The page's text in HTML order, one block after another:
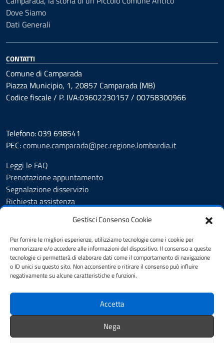
Gestisci Consenso Cookie
Per fornire le migliori esperienze, utilizziamo tecnologie come i cookie per
memorizzare e/o accedere alle informazioni del dispositivo. Il consenso a queste
tecnologie ci permetterà di elaborare dati come il comportamento di navigazione
o ID unici su questo sito. Non acconsentire o ritirare il consenso può influire
negativamente su alcune caratteristiche e funzioni.
Accetta
Nega
Dove Siamo
Dati Generali
CONTATTI
Comune di Camparada
Piazza Municipio, 1, 20857 Camparada (MB)
Codice fiscale / P. IVA:03602230157 / 00758300966
Telefono: 039 698541
PEC:comune.camparada@pec.regione.lombardia.it
Leggi le FAQ
Prenotazione appuntamento
Segnalazione disservizio
Richiesta assistenza
Amministrazione trasparente
Albo Pretorio
Informativa privacy
Note legali
Dichiarazione di accessibilità
SEGUICI SU
facebook Instagram Whatsapp